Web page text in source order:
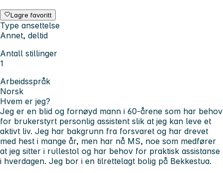
Lagre favoritt
Type ansettelse
Annet, deltid
Antall stillinger
1
Arbeidsspråk
Norsk
Hvem er jeg?
Jeg er en blid og fornøyd mann i 60-årene som har behov
for brukerstyrt personlig assistent slik at jeg kan leve et
aktivt liv. Jeg har bakgrunn fra forsvaret og har drevet
med hest i mange år, men har nå MS, noe som medfører
at jeg sitter i rullestol og har behov for praktisk assistanse
i hverdagen. Jeg bor i en tilrettelagt bolig på Bekkestua.